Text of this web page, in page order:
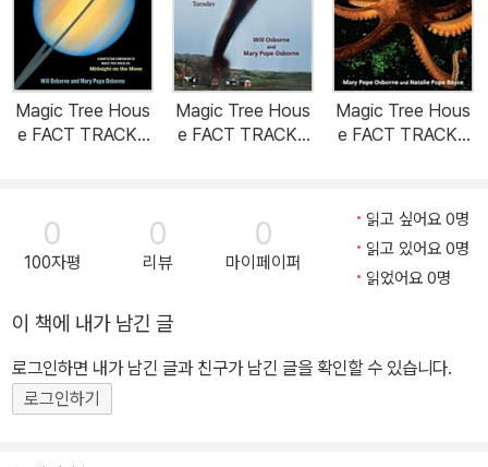
Magic Tree Hous
e FACT TRACKE
Magic Tree Hous
e FACT TRACKE
Magic Tree Hous
e FACT TRACKE
0
100자평
0
리뷰
0
마이페이퍼
읽고 싶어요 0명
읽고 있어요 0명
읽었어요 0명
이 책에 내가 남긴 글
로그인하면 내가 남긴 글과 친구가 남긴 글을 확인할 수 있습니다.
로그인하기